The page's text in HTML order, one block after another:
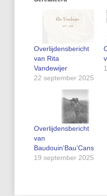
Overlijdensbericht
van Rita
Vandewijer
22 september 2025
Overlijdensbericht
van
Baudouin‘Bau’Cans
19 september 2025